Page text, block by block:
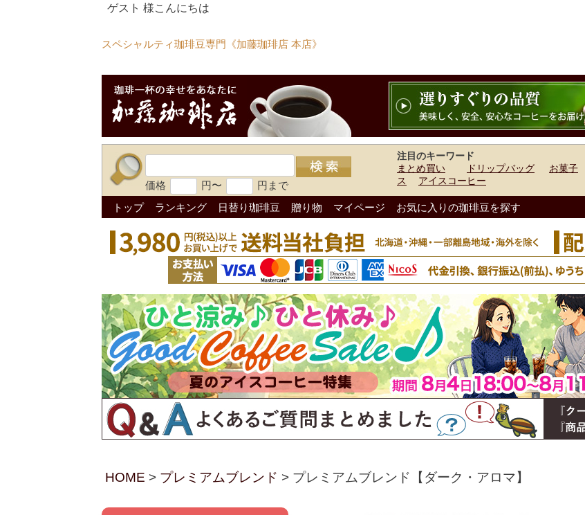
ゲスト 様こんにちは
スペシャルティ珈琲豆専門《加藤珈琲店 本店》
価格 円〜 円まで
注目のキーワード
まとめ買い
ドリップバッグ お菓子
ス
アイスコーヒー
トップ ランキング 日替り珈琲豆 贈り物 マイページ お気に入りの珈琲豆を探す
HOME プレミアムブレンド プレミアムブレンド【ダーク・アロマ】